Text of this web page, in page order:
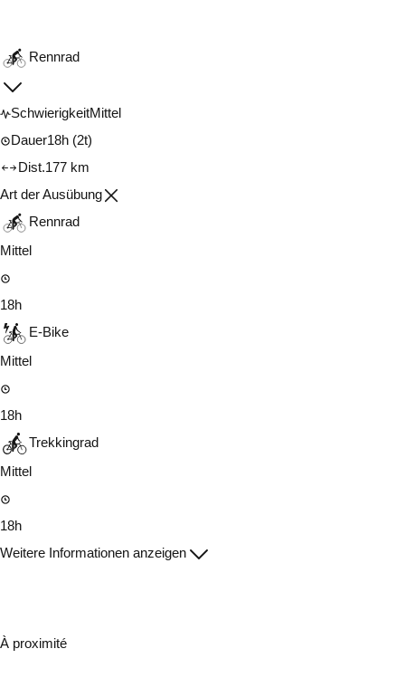
Rennrad
SchwierigkeitMittel
Dauer18h (2t)
Dist.177 km
Art der Ausübung
Rennrad
Mittel
18h
E-Bike
Mittel
18h
Trekkingrad
Mittel
18h
Weitere Informationen anzeigen
À proximité